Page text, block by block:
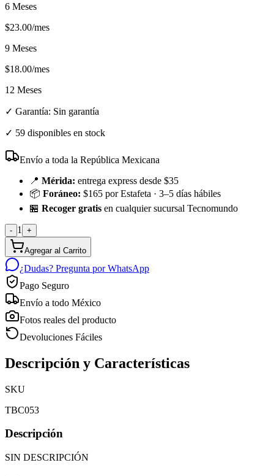
6 Meses
$23.00/mes
9 Meses
$18.00/mes
12 Meses
✓ Garantía: Sin garantía
✓ 59 disponibles en stock
Envío a toda la República Mexicana
📍 Mérida: entrega express desde $35
📦 Foráneo: $165 por Estafeta · 3–5 días hábiles
🏪 Recoger gratis en cualquier sucursal Tecnomundo
- 1 +
Agregar al Carrito
¿Dudas? Pregunta por WhatsApp
Pago Seguro
Envío a todo México
Fotos reales del producto
Devoluciones Fáciles
Descripción y Características
SKU
TBC053
Descripción
SIN DESCRIPCIÓN